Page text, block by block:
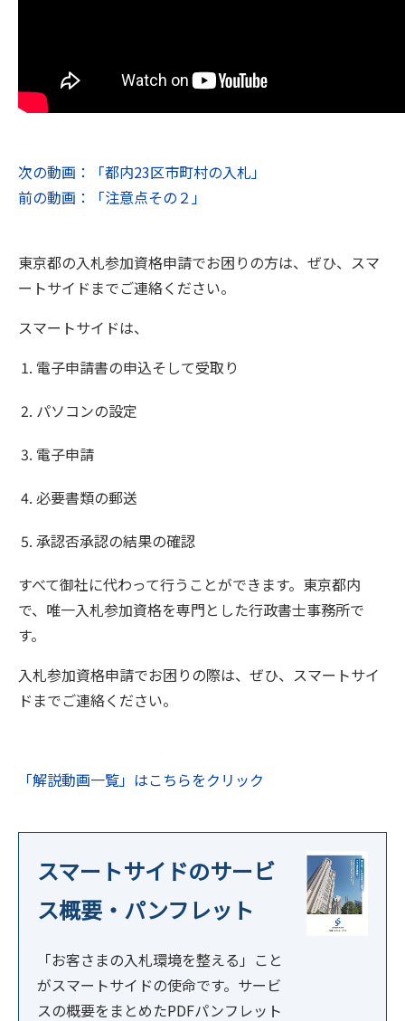
次の動画：「都内23区市町村の入札」
前の動画：「注意点その２」
東京都の入札参加資格申請でお困りの方は、ぜひ、スマ
ートサイドまでご連絡ください。
スマートサイドは、
電子申請書の申込そして受取り
パソコンの設定
電子申請
必要書類の郵送
承認否承認の結果の確認
すべて御社に代わって行うことができます。東京都内
で、唯一入札参加資格を専門とした行政書士事務所で
す。
入札参加資格申請でお困りの際は、ぜひ、スマートサイ
ドまでご連絡ください。
「解説動画一覧」はこちらをクリック
スマートサイドのサービ
ス概要・パンフレット
「お客さまの入札環境を整える」こと
がスマートサイドの使命です。サービ
スの概要をまとめたPDFパンフレット